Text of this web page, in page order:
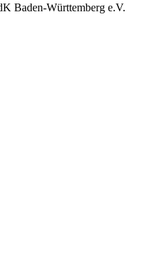
Baden-Württemberg e.V.